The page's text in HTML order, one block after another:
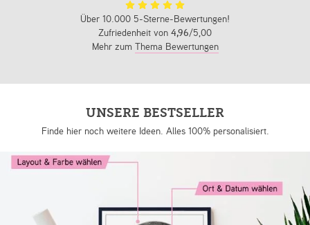
Über 10.000 5-Sterne-Bewertungen!
Zufriedenheit von 4,96/5,00
Mehr zum Thema Bewertungen
UNSERE BESTSELLER
Finde hier noch weitere Ideen. Alles 100% personalisiert.